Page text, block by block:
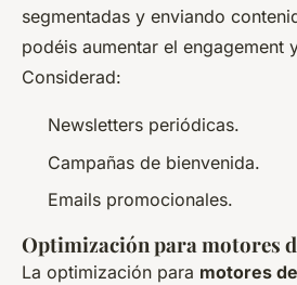
segmentadas y enviando
podéis aumentar el engagement
Considerad:
Newsletters periódicas.
Campañas de bienvenida.
Emails promocionales.
Optimización para motores
La optimización para motores